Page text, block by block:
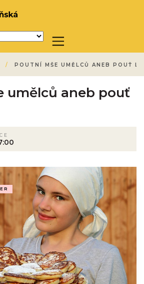
/ POUTNÍ MŠE UMĚLCŮ ANEB POUŤ
umělců aneb pouť